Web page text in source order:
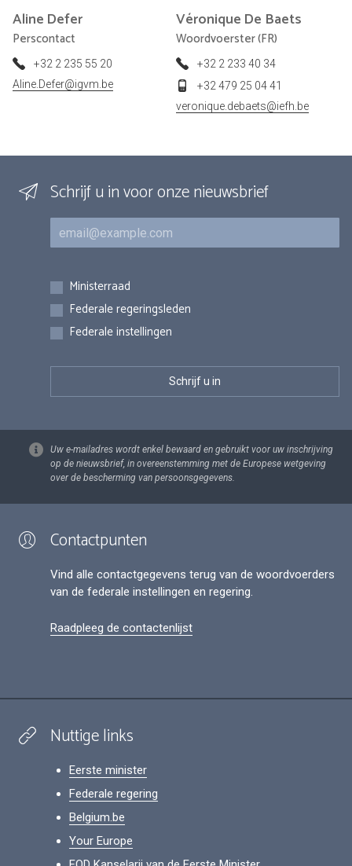
Aline Defer
Perscontact
+32 2 235 55 20
Aline.Defer@igvm.be
Véronique De Baets
Woordvoerster (FR)
+32 2 233 40 34
+32 479 25 04 41
veronique.debaets@iefh.be
Schrijf u in voor onze nieuwsbrief
E-mail
Inschrijvingen
Ministerraad
Federale regeringsleden
Federale instellingen
Uw e-mailadres wordt enkel bewaard en gebruikt voor uw inschrijving
op de nieuwsbrief, in overeenstemming met de Europese wetgeving
over de bescherming van persoonsgegevens.
Contactpunten
Vind alle contactgegevens terug van de woordvoerders
van de federale instellingen en regering.
Raadpleeg de contactenlijst
Nuttige links
Eerste minister
Federale regering
Belgium.be
Your Europe